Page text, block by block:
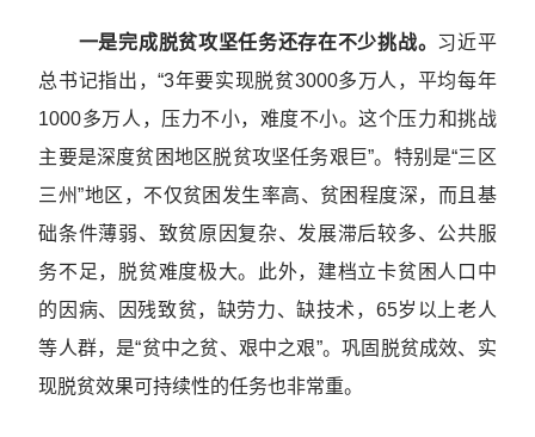
一是完成脱贫攻坚任务还存在不少挑战。 习近平
总书记指出，“3年要实现脱贫3000多万人，平均每年
1000多万人，压力不小，难度不小。这个压力和挑战
主要是深度贫困地区脱贫攻坚任务艰巨”。特别是“三区
三州”地区，不仅贫困发生率高、贫困程度深，而且基
础条件薄弱、致贫原因复杂、发展滞后较多、公共服
务不足，脱贫难度极大。此外，建档立卡贫困人口中
的因病、因残致贫，缺劳力、缺技术，65岁以上老人
等人群，是“贫中之贫、艰中之艰”。巩固脱贫成效、实
现脱贫效果可持续性的任务也非常重。